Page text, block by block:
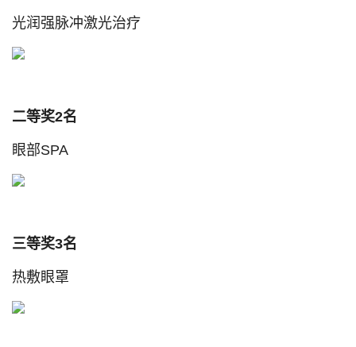
光润强脉冲激光治疗
二等奖2名
眼部SPA
三等奖3名
热敷眼罩